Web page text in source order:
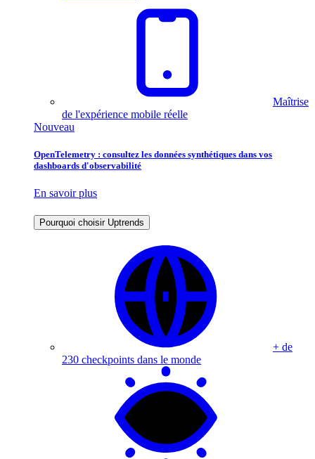
Maîtrise
de l'expérience mobile réelle
Nouveau
OpenTelemetry : consultez les données synthétiques dans vos
dashboards d'observabilité
En savoir plus
Pourquoi choisir Uptrends
+ de
230 checkpoints dans le monde